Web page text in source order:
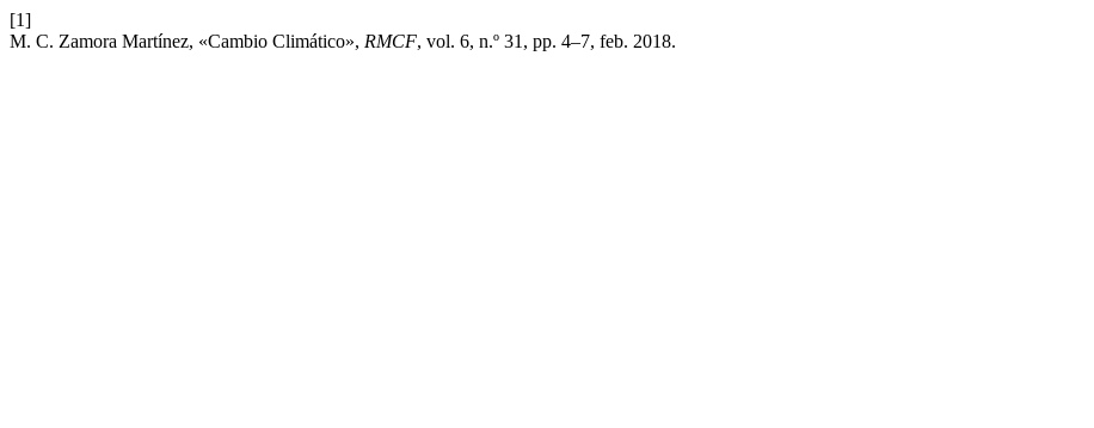
[1]
M. C. Zamora Martínez, «Cambio Climático», RMCF, vol. 6, n.º 31, pp. 4–7, feb. 2018.